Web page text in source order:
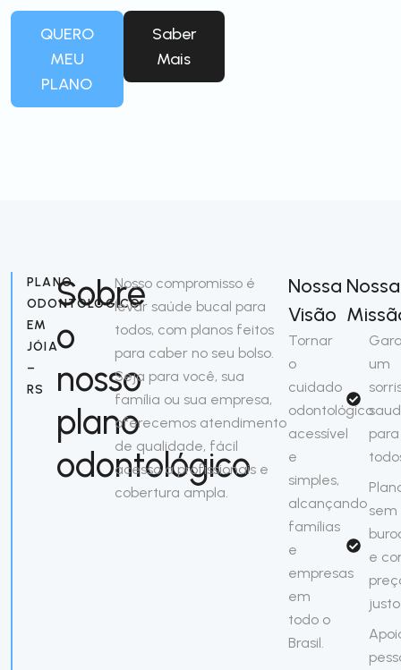
QUERO
MEU
PLANO
Saber
Mais
PLANO
ODONTOLÓGICO
EM
JÓIA
–
RS
Sobre
o
nosso
plano
odontológico
Nosso compromisso é
levar saúde bucal para
todos, com planos feitos
para caber no seu bolso.
Seja para você, sua
família ou sua empresa,
oferecemos atendimento
de qualidade, fácil
acesso a profissionais e
cobertura ampla.
Nossa
Visão
Tornar
o
cuidado
odontológico
acessível
e
simples,
alcançando
famílias
e
empresas
em
todo o
Brasil.
Nossa
um
para
sem
e
justo